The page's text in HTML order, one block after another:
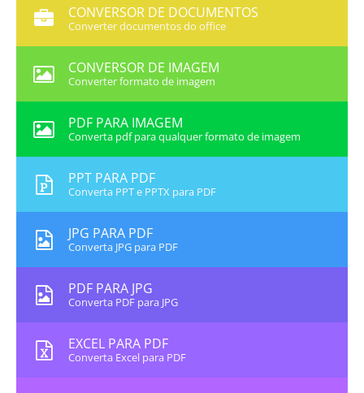
CONVERSOR DE DOCUMENTOS
Converter documentos do office
CONVERSOR DE IMAGEM
Converter formato de imagem
PDF PARA IMAGEM
Converta pdf para qualquer formato de imagem
PPT PARA PDF
Converta PPT e PPTX para PDF
JPG PARA PDF
Converta JPG para PDF
PDF PARA JPG
Converta PDF para JPG
EXCEL PARA PDF
Converta Excel para PDF